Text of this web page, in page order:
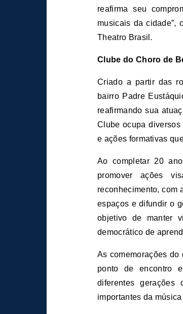
reafirma seu
musicais da cidade”,
Theatro Brasil.
Clube do Choro de
Criado a partir das
bairro Padre
reafirmando sua
Clube ocupa
e ações formativas
Ao completar 20
promover ações
reconhecimento, com
espaços e difundir o
objetivo de manter
democrático de
As comemorações
ponto de encontro
diferentes
importantes da